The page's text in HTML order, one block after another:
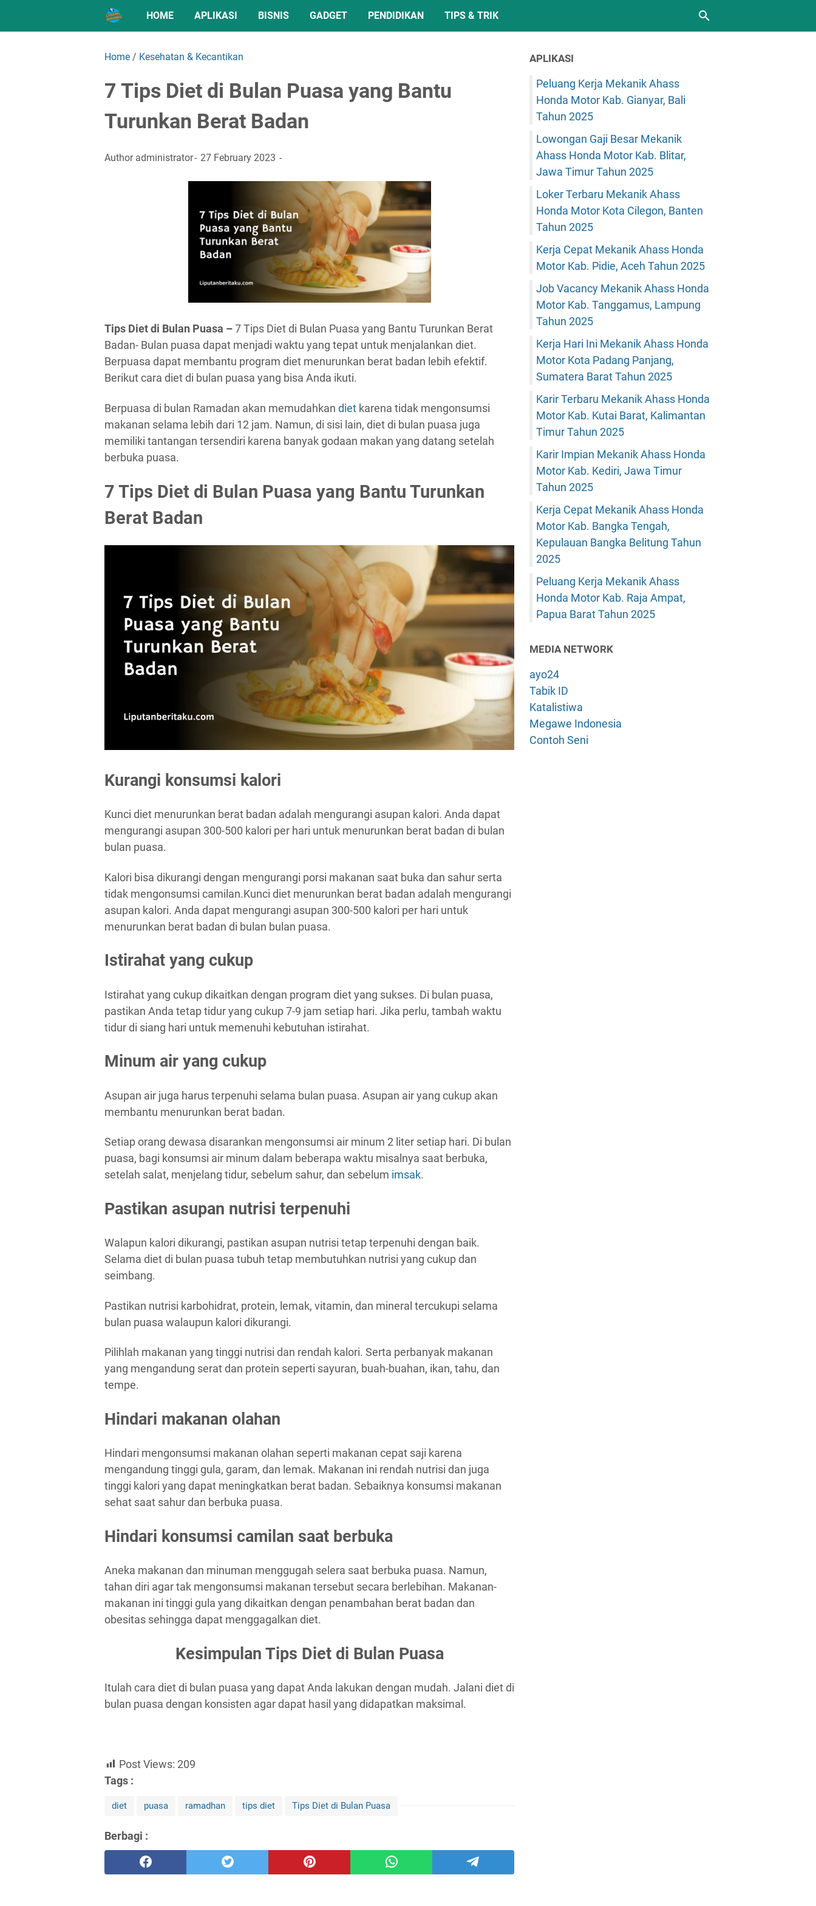
HOME APLIKASI BISNIS GADGET PENDIDIKAN TIPS & TRIK
Home / Kesehatan & Kecantikan
7 Tips Diet di Bulan Puasa yang Bantu
Turunkan Berat Badan
Author administrator 27 February 2023
Tips Diet di Bulan Puasa –7 Tips Diet di Bulan Puasa yang Bantu Turunkan Berat
Badan- Bulan puasa dapat menjadi waktu yang tepat untuk menjalankan diet.
Berpuasa dapat membantu program diet menurunkan berat badan lebih efektif.
Berikut cara diet di bulan puasa yang bisa Anda ikuti.
Berpuasa di bulan Ramadan akan memudahkan diet karena tidak mengonsumsi
makanan selama lebih dari 12 jam. Namun, di sisi lain, diet di bulan puasa juga
memiliki tantangan tersendiri karena banyak godaan makan yang datang setelah
berbuka puasa.
7 Tips Diet di Bulan Puasa yang Bantu Turunkan
Berat Badan
Kurangi konsumsi kalori
Kunci diet menurunkan berat badan adalah mengurangi asupan kalori. Anda dapat
mengurangi asupan 300-500 kalori per hari untuk menurunkan berat badan di bulan
bulan puasa.
Kalori bisa dikurangi dengan mengurangi porsi makanan saat buka dan sahur serta
tidak mengonsumsi camilan.Kunci diet menurunkan berat badan adalah mengurangi
asupan kalori. Anda dapat mengurangi asupan 300-500 kalori per hari untuk
menurunkan berat badan di bulan bulan puasa.
Istirahat yang cukup
Istirahat yang cukup dikaitkan dengan program diet yang sukses. Di bulan puasa,
pastikan Anda tetap tidur yang cukup 7-9 jam setiap hari. Jika perlu, tambah waktu
tidur di siang hari untuk memenuhi kebutuhan istirahat.
Minum air yang cukup
Asupan air juga harus terpenuhi selama bulan puasa. Asupan air yang cukup akan
membantu menurunkan berat badan.
Setiap orang dewasa disarankan mengonsumsi air minum 2 liter setiap hari. Di bulan
puasa, bagi konsumsi air minum dalam beberapa waktu misalnya saat berbuka,
setelah salat, menjelang tidur, sebelum sahur, dan sebelum imsak.
Pastikan asupan nutrisi terpenuhi
Walapun kalori dikurangi, pastikan asupan nutrisi tetap terpenuhi dengan baik.
Selama diet di bulan puasa tubuh tetap membutuhkan nutrisi yang cukup dan
seimbang.
Pastikan nutrisi karbohidrat, protein, lemak, vitamin, dan mineral tercukupi selama
bulan puasa walaupun kalori dikurangi.
Pilihlah makanan yang tinggi nutrisi dan rendah kalori. Serta perbanyak makanan
yang mengandung serat dan protein seperti sayuran, buah-buahan, ikan, tahu, dan
tempe.
Hindari makanan olahan
Hindari mengonsumsi makanan olahan seperti makanan cepat saji karena
mengandung tinggi gula, garam, dan lemak. Makanan ini rendah nutrisi dan juga
tinggi kalori yang dapat meningkatkan berat badan. Sebaiknya konsumsi makanan
sehat saat sahur dan berbuka puasa.
Hindari konsumsi camilan saat berbuka
Aneka makanan dan minuman menggugah selera saat berbuka puasa. Namun,
tahan diri agar tak mengonsumsi makanan tersebut secara berlebihan. Makanan-
makanan ini tinggi gula yang dikaitkan dengan penambahan berat badan dan
obesitas sehingga dapat menggagalkan diet.
Kesimpulan Tips Diet di Bulan Puasa
Itulah cara diet di bulan puasa yang dapat Anda lakukan dengan mudah. Jalani diet di
bulan puasa dengan konsisten agar dapat hasil yang didapatkan maksimal.
Post Views: 209
Tags :
diet puasa ramadhan tips diet Tips Diet di Bulan Puasa
Berbagi :
APLIKASI
Peluang Kerja Mekanik Ahass
Honda Motor Kab. Gianyar, Bali
Tahun 2025
Lowongan Gaji Besar Mekanik
Ahass Honda Motor Kab. Blitar,
Jawa Timur Tahun 2025
Loker Terbaru Mekanik Ahass
Honda Motor Kota Cilegon, Banten
Tahun 2025
Kerja Cepat Mekanik Ahass Honda
Motor Kab. Pidie, Aceh Tahun 2025
Job Vacancy Mekanik Ahass Honda
Motor Kab. Tanggamus, Lampung
Tahun 2025
Kerja Hari Ini Mekanik Ahass Honda
Motor Kota Padang Panjang,
Sumatera Barat Tahun 2025
Karir Terbaru Mekanik Ahass Honda
Motor Kab. Kutai Barat, Kalimantan
Timur Tahun 2025
Karir Impian Mekanik Ahass Honda
Motor Kab. Kediri, Jawa Timur
Tahun 2025
Kerja Cepat Mekanik Ahass Honda
Motor Kab. Bangka Tengah,
Kepulauan Bangka Belitung Tahun
2025
Peluang Kerja Mekanik Ahass
Honda Motor Kab. Raja Ampat,
Papua Barat Tahun 2025
MEDIA NETWORK
ayo24
Tabik ID
Katalistiwa
Megawe Indonesia
Contoh Seni